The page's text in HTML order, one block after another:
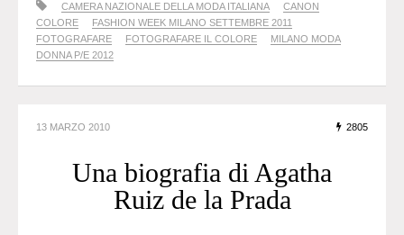
CAMERA NAZIONALE DELLA MODA ITALIANA
CANON
COLORE
FASHION WEEK MILANO SETTEMBRE 2011
FOTOGRAFARE
FOTOGRAFARE IL COLORE
MILANO MODA
DONNA P/E 2012
13 MARZO 2010 2805
Una biografia di Agatha
Ruiz de la Prada